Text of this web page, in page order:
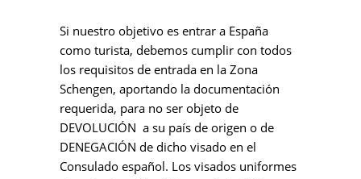
Si nuestro objetivo es entrar a España
como turista, debemos cumplir con todos
los requisitos de entrada en la Zona
Schengen, aportando la documentación
requerida, para no ser objeto de
DEVOLUCIÓN a su país de origen o de
DENEGACIÓN de dicho visado en el
Consulado español. Los visados uniformes